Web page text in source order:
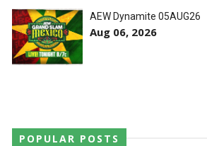
AEW Dynamite 05AUG26
Aug 06, 2026
POPULAR POSTS